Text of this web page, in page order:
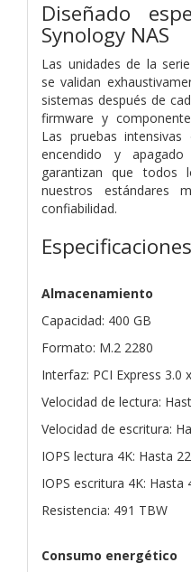
Diseñado
Synology NAS
Las unidades de la
se validan
sistemas después de
firmware y
Las pruebas
encendido y
garantizan que todos
nuestros estándares
confiabilidad.
Especificaciones
Almacenamiento
Capacidad: 400 GB
Formato: M.2 2280
Interfaz: PCI Express 3.0
Velocidad de lectura:
Velocidad de escritura:
IOPS lectura 4K: Hasta
IOPS escritura 4K: Hasta
Resistencia: 491 TBW
Consumo energético